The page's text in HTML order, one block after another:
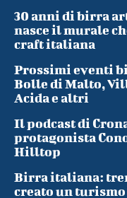
30 anni di birra
nasce il murale
craft italiana
Prossimi eventi
Bolle di Malto,
Acida e altri
Il podcast di
protagonista
Hilltop
Birra italiana:
creato un